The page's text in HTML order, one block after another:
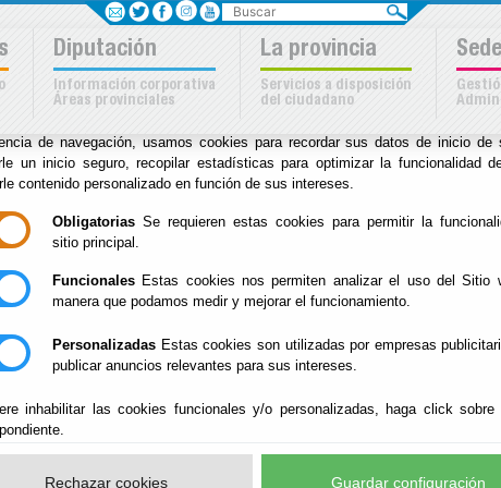
Sus opciones en
uso de cookies en este sitio
de navegación, usamos cookies para recordar sus datos de inicio de
un inicio seguro, recopilar estadísticas para optimizar la funcionalidad
contenido personalizado en función de sus intereses.
Obligatorias Se requieren estas cookies para permitir la
sitio principal.
Funcionales Estas cookies nos permiten analizar el uso del Sitio
manera que podamos medir y mejorar el funcionamiento.
Personalizadas Estas cookies son utilizadas por empresas
publicar anuncios relevantes para sus intereses.
inhabilitar las cookies funcionales y/o personalizadas, haga click sobre
Rechazar cookies Guardar configuración
Inicio -Archivo Biblioteca - Prensa histórica en
No vigente.
Prensa histórica
Digital
La Biblioteca-Hemeroteca de la Diputación de Almería
prensa histórica almeriense en la Biblioteca Digital,
Buscar
Diputación
Información corporativa
Áreas provinciales
La provincia
Servicios a disposición
del ciudadano